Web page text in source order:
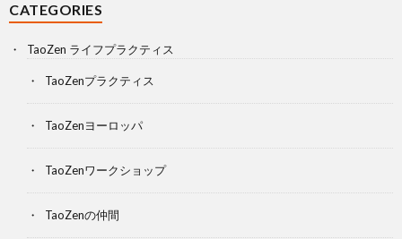
CATEGORIES
TaoZen ライフプラクティス
TaoZenプラクティス
TaoZenヨーロッパ
TaoZenワークショップ
TaoZenの仲間